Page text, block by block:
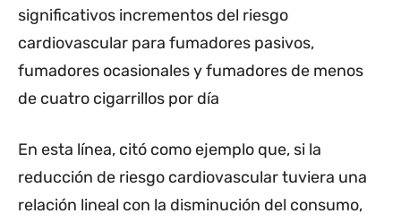
significativos incrementos del riesgo
cardiovascular para fumadores pasivos,
fumadores ocasionales y fumadores de menos
de cuatro cigarrillos por día
En esta línea, citó como ejemplo que, si la
reducción de riesgo cardiovascular tuviera una
relación lineal con la disminución del consumo,